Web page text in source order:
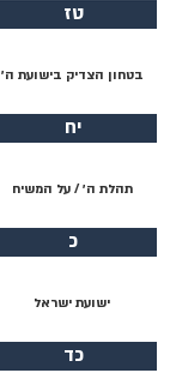
טז
בטחון הצדיק בישועת ה׳
יח
תהלת ה׳ / על המשיח
כ
ישועת ישראל
כד